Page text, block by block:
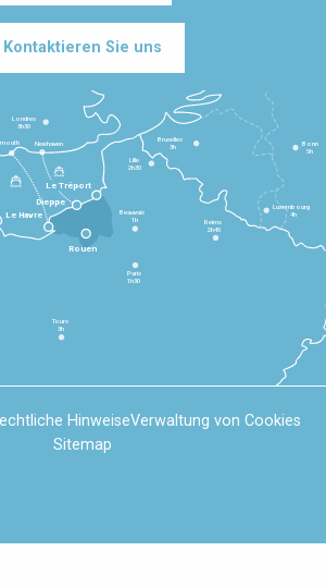
Kontaktieren Sie uns
Le Havre
Dieppe
Le Tréport
Tours
3h
Paris
1h30
Beauvais
1h
Reims
2h45
Lille
2h30
Bruxelles
3h
Londres
3h30
Newhaven
Bonn
5h
Luxembourg
4h
Rouen
HinweiseVerwaltung von Cookies
Sitemap